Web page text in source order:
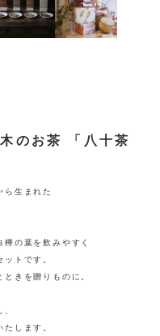
のお茶 「八十茶
ら生まれた
の葉を飲みやすく
トです。
きを贈りものに。
します。